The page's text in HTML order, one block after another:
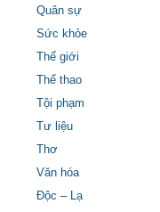
Quân sự
Sức khỏe
Thế giới
Thể thao
Tội phạm
Tư liệu
Thơ
Văn hóa
Độc – Lạ